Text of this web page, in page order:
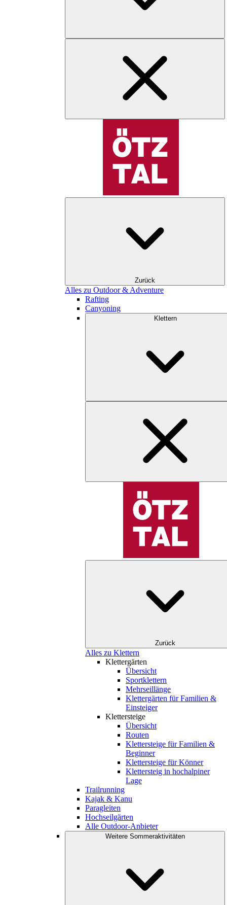
Zurück
Alles zu Outdoor & Adventure
Rafting
Canyoning
Klettern
Zurück
Alles zu Klettern
Klettergärten
Übersicht
Sportklettern
Mehrseillänge
Klettergärten für Familien &
Einsteiger
Klettersteige
Übersicht
Routen
Klettersteige für Familien &
Beginner
Klettersteige für Könner
Klettersteig in hochalpiner
Lage
Trailrunning
Kajak & Kanu
Paragleiten
Hochseilgärten
Alle Outdoor-Anbieter
Weitere Sommeraktivitäten